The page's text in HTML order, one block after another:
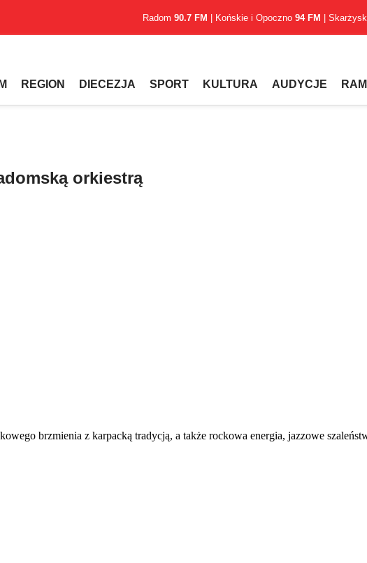
Radom 90.7 FM | Końskie i Opoczno 94 FM |
REGION DIECEZJA SPORT KULTURA AUDYCJE
orkiestrą
brzmienia z karpacką tradycją, a także rockowa energia, jazzowe